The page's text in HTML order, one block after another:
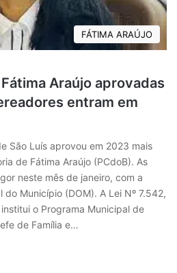
FÁTIMA ARAÚJO
Araújo aprovadas
entram em
São Luís aprovou em 2023 mais
de Fátima Araújo (PCdoB). As
neste mês de janeiro, com a
Município (DOM). A Lei Nº 7.542,
o Programa Municipal de
de Família e…